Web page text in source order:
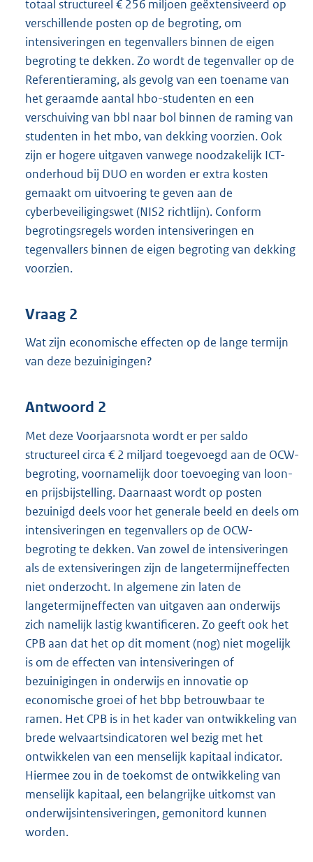
totaal structureel € 256 miljoen geëxtensiveerd op
verschillende posten op de begroting, om
intensiveringen en tegenvallers binnen de eigen
begroting te dekken. Zo wordt de tegenvaller op de
Referentieraming, als gevolg van een toename van
het geraamde aantal hbo-studenten en een
verschuiving van bbl naar bol binnen de raming van
studenten in het mbo, van dekking voorzien. Ook
zijn er hogere uitgaven vanwege noodzakelijk ICT-
onderhoud bij DUO en worden er extra kosten
gemaakt om uitvoering te geven aan de
cyberbeveiligingswet (NIS2 richtlijn). Conform
begrotingsregels worden intensiveringen en
tegenvallers binnen de eigen begroting van dekking
voorzien.
Vraag 2
Wat zijn economische effecten op de lange termijn
van deze bezuinigingen?
Antwoord 2
Met deze Voorjaarsnota wordt er per saldo
structureel circa € 2 miljard toegevoegd aan de OCW-
begroting, voornamelijk door toevoeging van loon-
en prijsbijstelling. Daarnaast wordt op posten
bezuinigd deels voor het generale beeld en deels om
intensiveringen en tegenvallers op de OCW-
begroting te dekken. Van zowel de intensiveringen
als de extensiveringen zijn de langetermijneffecten
niet onderzocht. In algemene zin laten de
langetermijneffecten van uitgaven aan onderwijs
zich namelijk lastig kwantificeren. Zo geeft ook het
CPB aan dat het op dit moment (nog) niet mogelijk
is om de effecten van intensiveringen of
bezuinigingen in onderwijs en innovatie op
economische groei of het bbp betrouwbaar te
ramen. Het CPB is in het kader van ontwikkeling van
brede welvaartsindicatoren wel bezig met het
ontwikkelen van een menselijk kapitaal indicator.
Hiermee zou in de toekomst de ontwikkeling van
menselijk kapitaal, een belangrijke uitkomst van
onderwijsintensiveringen, gemonitord kunnen
worden.